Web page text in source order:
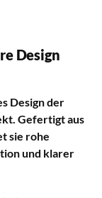
Design
Design der
Gefertigt aus
sie rohe
und klarer